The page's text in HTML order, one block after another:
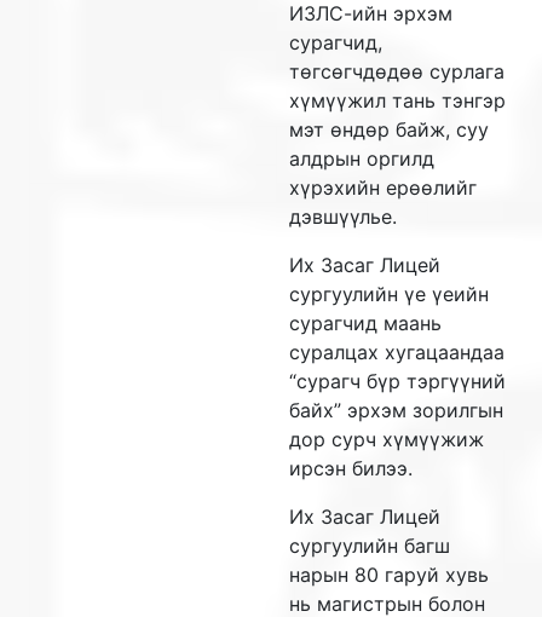
ИЗЛС-ийн эрхэм
сурагчид,
төгсөгчдөдөө сурлага
хүмүүжил тань тэнгэр
мэт өндөр байж, суу
алдрын оргилд
хүрэхийн ерөөлийг
дэвшүүлье.
Их Засаг Лицей
сургуулийн үе үеийн
сурагчид маань
суралцах хугацаандаа
“сурагч бүр тэргүүний
байх” эрхэм зорилгын
дор сурч хүмүүжиж
ирсэн билээ.
Их Засаг Лицей
сургуулийн багш
нарын 80 гаруй хувь
нь магистрын болон